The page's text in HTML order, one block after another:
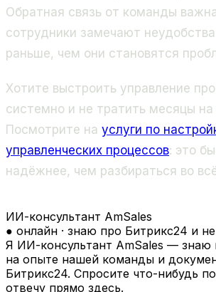
Обратная связь от команды
сотрудники замечают
раньше, чем они становятся
Хотите выстроить управление
системно и не тратить месяцы
Посмотрите на услуги по
управленческих процессов: это
надёжнее, чем разбираться во
ИИ-консультант AmSales
● онлайн · знаю про Битрикс24 и
Я ИИ-консультант AmSales — знаю
на опыте нашей команды и
Битрикс24. Спросите что-нибудь
отвечу прямо здесь.